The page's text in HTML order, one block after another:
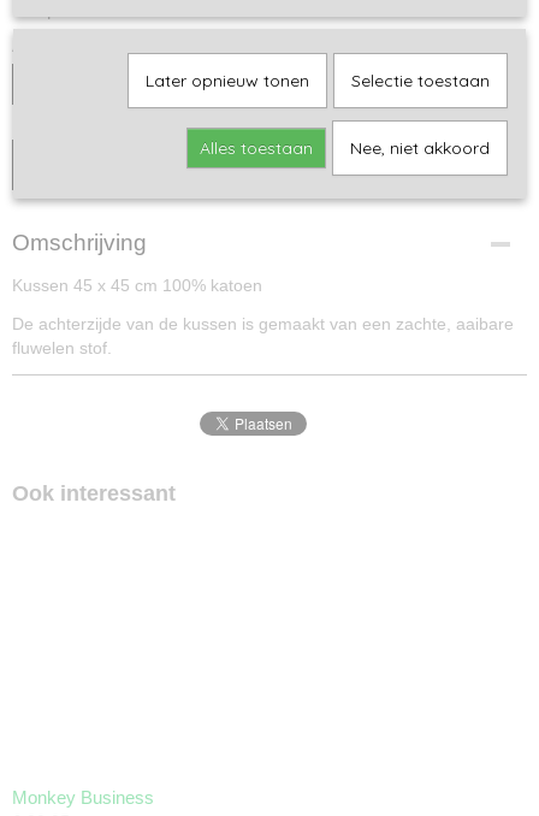
IN WINKELWAGEN
Omschrijving
Kussen 45 x 45 cm 100% katoen
De achterzijde van de kussen is gemaakt van een zachte, aaibare
fluwelen stof.
Ook interessant
Monkey Business
Later opnieuw tonen Selectie toestaan
Alles toestaan Nee, niet akkoord